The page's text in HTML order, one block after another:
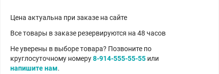
Цена актуальна при заказе на сайте
Все товары в заказе резервируются на 48 часов
Не уверены в выборе товара? Позвоните по
круглосуточному номеру8-914-555-55-55 или
напишите нам.